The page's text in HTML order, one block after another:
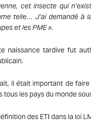
cet insecte qui
telle… J’ai demandé à
et les PME ».
naissance tardive fut
il était important de
tous les pays du monde
des ETI dans la loi